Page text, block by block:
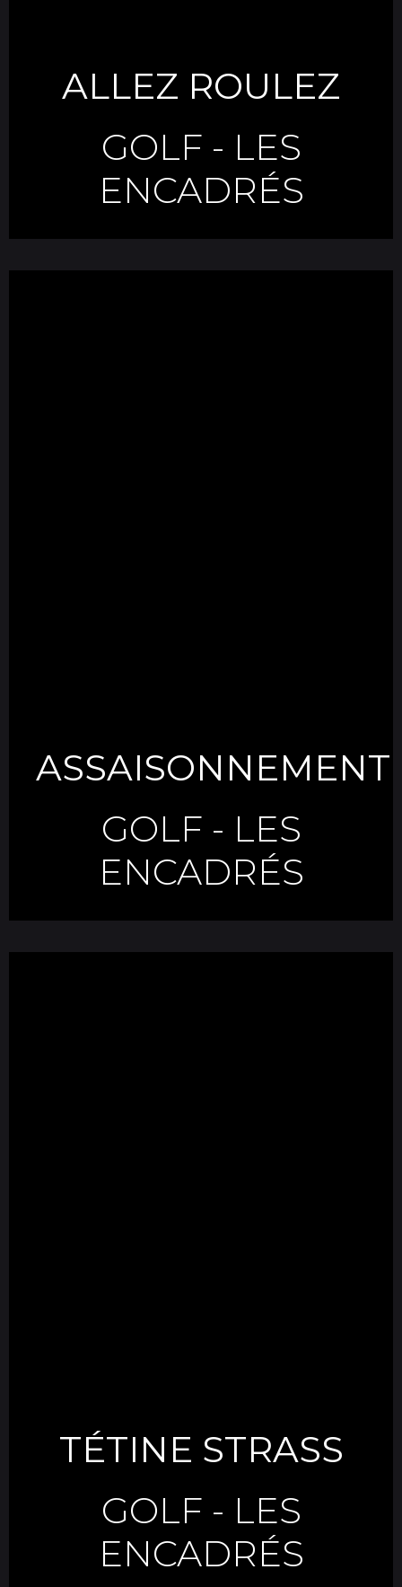
ALLEZ ROULEZ
GOLF - LES
ENCADRÉS
ASSAISONNEMENT
GOLF - LES
ENCADRÉS
TÉTINE STRASS
GOLF - LES
ENCADRÉS